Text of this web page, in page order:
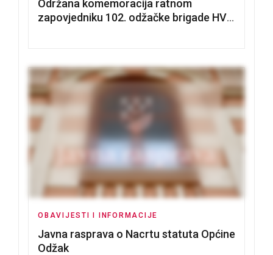
Održana komemoracija ratnom
zapovjedniku 102. odžačke brigade HVO
OBAVIJESTI I INFORMACIJE
Javna rasprava o Nacrtu statuta Općine
Odžak